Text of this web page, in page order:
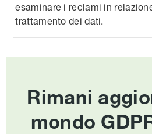
esaminare i reclami in
trattamento dei dati.
Rimani
mondo